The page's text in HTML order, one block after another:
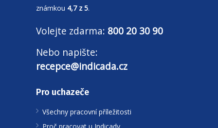
známkou 4,7 z 5.
Volejte zdarma: 800 20 30 90
Nebo napište:
recepce@indicada.cz
Pro uchazeče
Všechny pracovní příležitosti